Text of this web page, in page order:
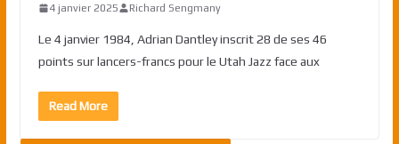
4 janvier 2025 Richard Sengmany
Le 4 janvier 1984, Adrian Dantley inscrit 28 de ses 46
points sur lancers-francs pour le Utah Jazz face aux
Read More